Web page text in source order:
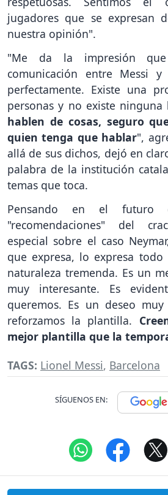
jugadores que se expresan
nuestra opinión".
"Me da la impresión
comunicación entre Messi
perfectamente. Existe una
personas y no existe ninguna
hablen de cosas, seguro
quien tenga que hablar",
allá de sus dichos, dejó en
palabra de la institución
temas que toca.
Pensando en el
"recomendaciones" del
especial sobre el caso
que expresa, lo expresa
naturaleza tremenda. Es un
muy interesante. Es
queremos. Es un deseo
reforzamos la plantilla.
mejor plantilla que la
TAGS: Lionel Messi, Barcelona
SÍGUENOS EN: